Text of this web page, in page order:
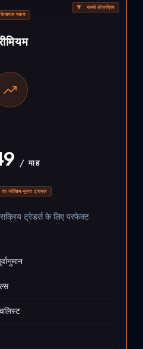
सबसे लोकप्रिय
प्लान
/ माह
जोखिम-मुक्त ट्रायल
ट्रेडर्स के लिए परफेक्ट